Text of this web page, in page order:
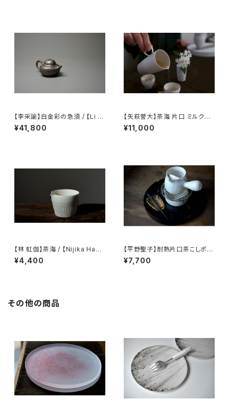
【李采諭】白金彩の急須 / 【Li C
aiyu】Platinum Decoration t
eapot
¥41,800
【矢萩誉大】茶海 片口 ミルクピ
ッチャー / 【Takahiro Yahagi】
Fair cup Katakuchi Milk pit
¥11,000
【林 虹伽】茶海 / 【Nijika Haya
shi 】tea pitcher
¥4,400
【平野聖子】耐熱片口茶こしポッ
ト / 【Masako Hirano】Heat-r
esistant spout tea strainer
¥7,700
その他の商品